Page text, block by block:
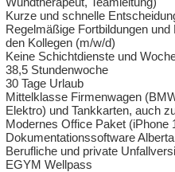
Kurze und schnelle
Regelmäßige Fortbildungen
den Kollegen (m/w/d)
Keine Schichtdienste und
38,5 Stundenwoche
30 Tage Urlaub
Mittelklasse Firmenwagen
Elektro) und Tankkarten, auch
Modernes Office Paket (iPhone
Dokumentationssoftware Alberta
Berufliche und private
EGYM Wellpass